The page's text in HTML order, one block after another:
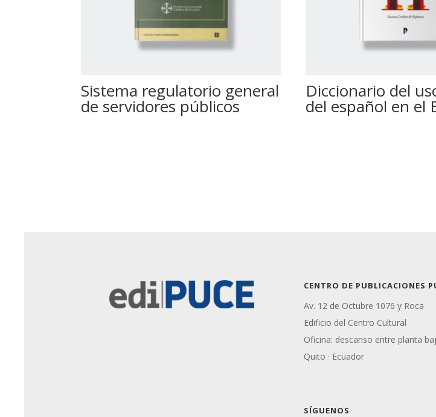
Sistema regulatorio general
de servidores públicos
Diccionario del
del español en el
CENTRO DE PUBLICACIONES
Av. 12 de Octubre 1076 y Roca
Edificio del Centro Cultural
Oficina: descanso entre planta
Quito · Ecuador
SÍGUENOS